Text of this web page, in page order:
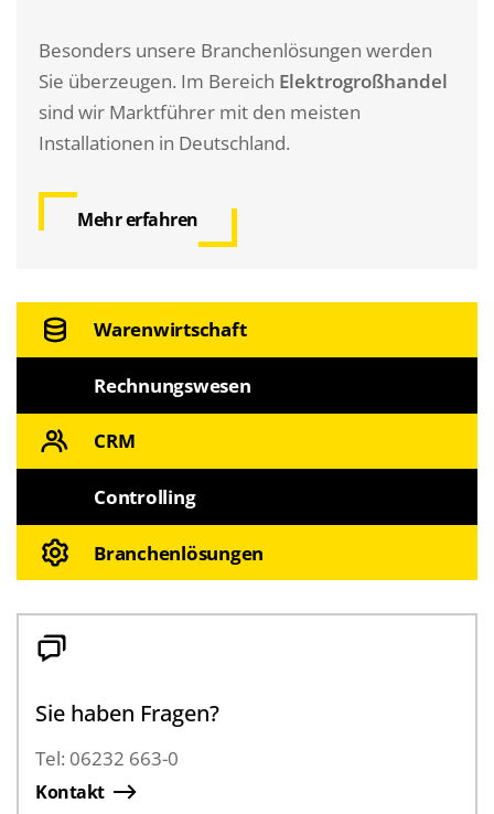
Besonders unsere Branchenlösungen werden
Sie überzeugen. Im Bereich Elektrogroßhandel
sind wir Marktführer mit den meisten
Installationen in Deutschland.
Mehr erfahren
Warenwirtschaft
Rechnungswesen
CRM
Controlling
Branchenlösungen
Sie haben Fragen?
Tel: 06232 663-0
Kontakt